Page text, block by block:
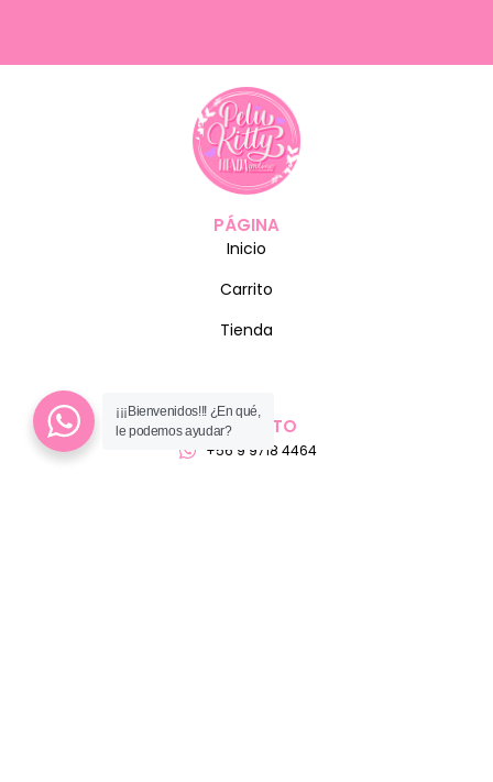
PÁGINA
Inicio
Carrito
Tienda
CONTACTO
+56 9 9718 4464
¡¡¡Bienvenidos!!! ¿En qué,
le podemos ayudar?